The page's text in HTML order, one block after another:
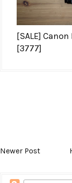
[SALE]
[3777]
Newer Post